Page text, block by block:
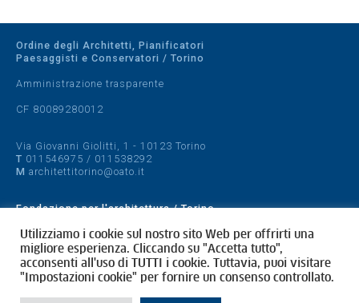
Ordine degli Architetti, Pianificatori
Paesaggisti e Conservatori / Torino
Amministrazione trasparente
CF 80089280012
Via Giovanni Giolitti, 1 - 10123 Torino
T 011546975 / 011538292
M architettitorino@oato.it
Fondazione per l'architettura / Torino
Designed by quattrolinee.it
Cookie Policy
Privacy Policy
Utilizziamo i cookie sul nostro sito Web per offrirti una
migliore esperienza. Cliccando su "Accetta tutto",
acconsenti all'uso di TUTTI i cookie. Tuttavia, puoi visitare
"Impostazioni cookie" per fornire un consenso controllato.